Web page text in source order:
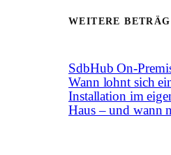
WEITERE
SdbHub On-
Wann lohnt sich
Installation im
Haus – und wann